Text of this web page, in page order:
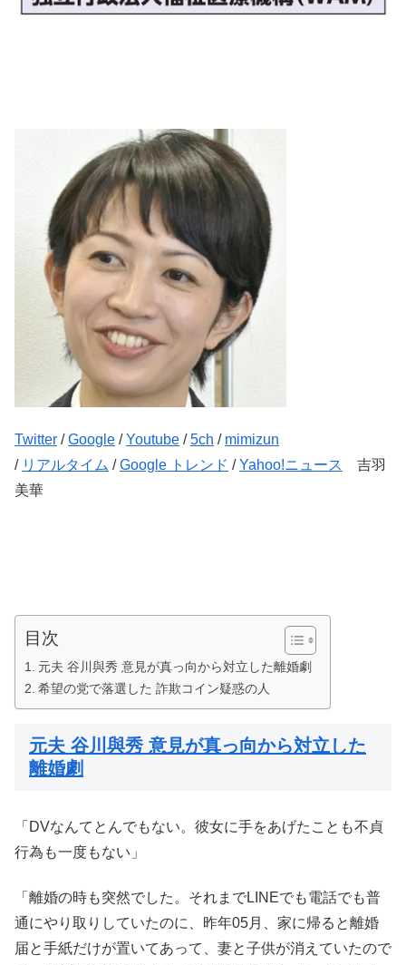
Twitter /Google /Youtube /5ch / mimizun
/ リアルタイム /Google トレンド /Yahoo!ニュース
吉羽
美華
目次
元夫 谷川與秀 意見が真っ向から対立した離婚劇
希望の党で落選した 詐欺コイン疑惑の人
元夫 谷川與秀 意見が真っ向から対立した
離婚劇
「DVなんてとんでもない。彼女に手をあげたことも不貞
行為も一度もない」
「離婚の時も突然でした。それまでLINEでも電話でも普
通にやり取りしていたのに、昨年05月、家に帰ると離婚
届と手紙だけが置いてあって、妻と子供が消えていたので